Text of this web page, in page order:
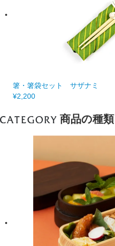
箸・箸袋セット サザナミ
¥2,200
商品の種類